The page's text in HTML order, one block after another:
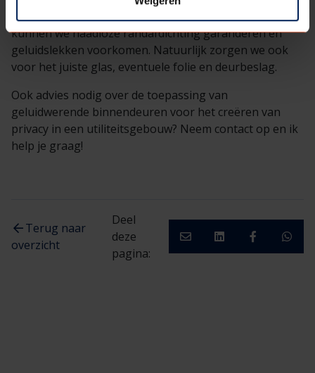
glasopening in de deur en de deur in het kozijn. Zo
kunnen we naadloze randafdichting garanderen en
geluidslekken voorkomen. Natuurlijk zorgen we ook
voor het juiste glas, eventuele folie en deurbeslag.
Ook advies nodig over de toepassing van
geluidwerende binnendeuren voor het creëren van
privacy in een utiliteitsgebouw? Neem contact op en ik
help je graag!
Terug naar
overzicht
Deel
deze
pagina: